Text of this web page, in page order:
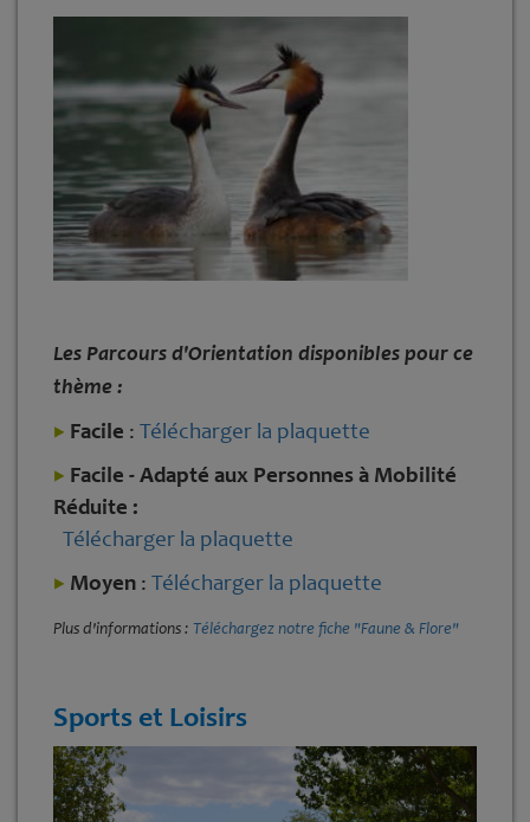
Les Parcours d'Orientation disponibles pour ce
thème :
Facile : Télécharger la plaquette
Facile - Adapté aux Personnes à Mobilité
Réduite :
Télécharger la plaquette
Moyen : Télécharger la plaquette
Plus d'informations : Téléchargez notre fiche "Faune & Flore"
Sports et Loisirs